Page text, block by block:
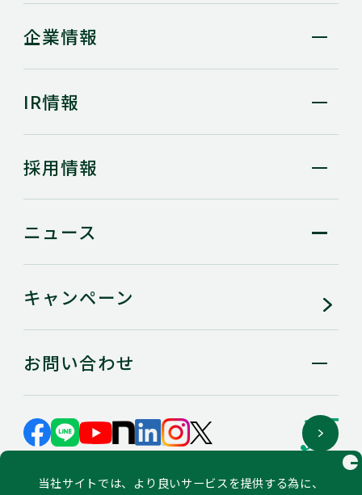
当社サイトでは、より良いサービスを提供する為に、
企業情報
IR情報
採用情報
ニュース
キャンペーン
お問い合わせ
GLOBAL SITE
サイトマップ
個人情報の保護に関するステートメント